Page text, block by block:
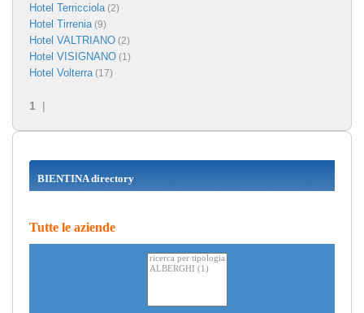
Hotel Terricciola(2)
Hotel Tirrenia(9)
Hotel VALTRIANO (2)
Hotel VISIGNANO (1)
Hotel Volterra(17)
1 |
BIENTINA directory
Tutte le aziende